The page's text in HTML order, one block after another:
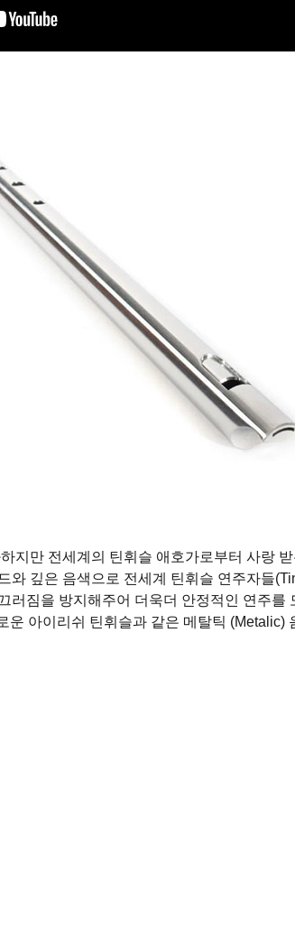
지만 전세계의 틴휘슬 애호가로부터 사랑
깊은 음색으로 전세계 틴휘슬 연주자들
짐을 방지해주어 더욱더 안정적인 연주
아이리쉬 틴휘슬과 같은 메탈틱 (Metalic)